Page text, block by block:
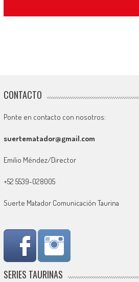
CONTACTO
Ponte en contacto con nosotros:
suertematador@gmail.com
Emilio Méndez/Director
+52 5539-028005
Suerte Matador Comunicación Taurina
SERIES TAURINAS